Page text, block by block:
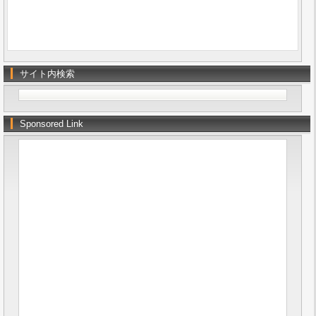
サイト内検索
Sponsored Link